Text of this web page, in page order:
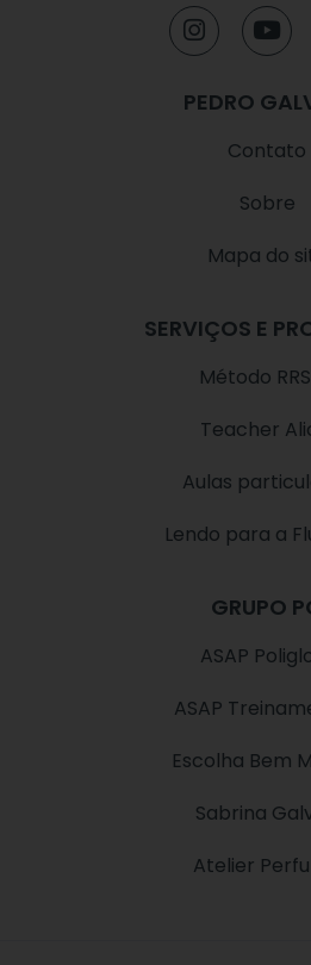
I
n
t
a
Y
o
t
u
b
e
PEDRO
Contato
Sobre
Mapa do
SERVIÇOS E
Método
Teacher
Aulas
Lendo para a
GRUPO
ASAP
ASAP
Escolha Bem
Sabrina
Atelier